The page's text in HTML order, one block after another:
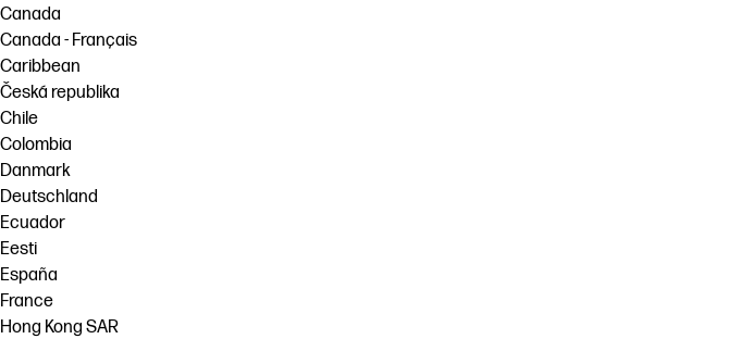
Canada
Canada - Français
Caribbean
Česká republika
Chile
Colombia
Danmark
Deutschland
Ecuador
Eesti
España
France
Hong Kong SAR